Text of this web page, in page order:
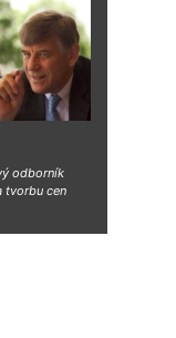
odborník
tvorbu cen